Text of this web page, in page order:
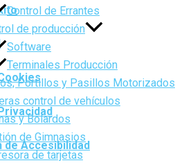
Control de Errantes
de producción
Software
Terminales Producción
Portillos y Pasillos Motorizados
control de vehículos
y Bolardos
de Gimnasios
de tarjetas
de Accesibilidad